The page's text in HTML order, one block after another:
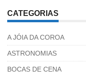
CATEGORIAS
A JÓIA DA COROA
ASTRONOMIAS
BOCAS DE CENA